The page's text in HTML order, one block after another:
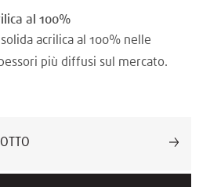
al 100%
acrilica al 100% nelle
più diffusi sul mercato.